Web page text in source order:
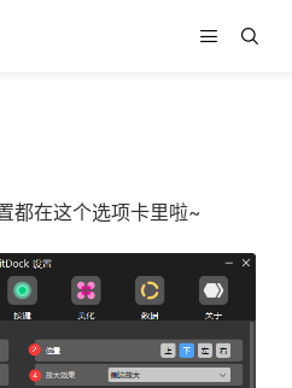
都在这个选项卡里啦~